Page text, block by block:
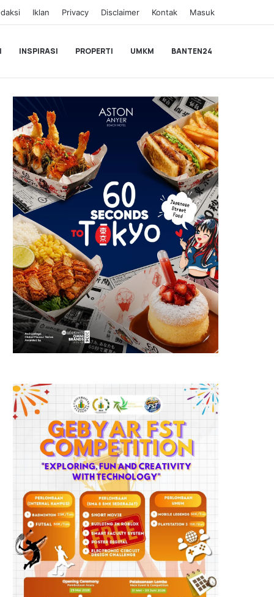
Iklan Privacy Disclaimer Kontak Masuk
INSPIRASI PROPERTI UMKM BANTEN24